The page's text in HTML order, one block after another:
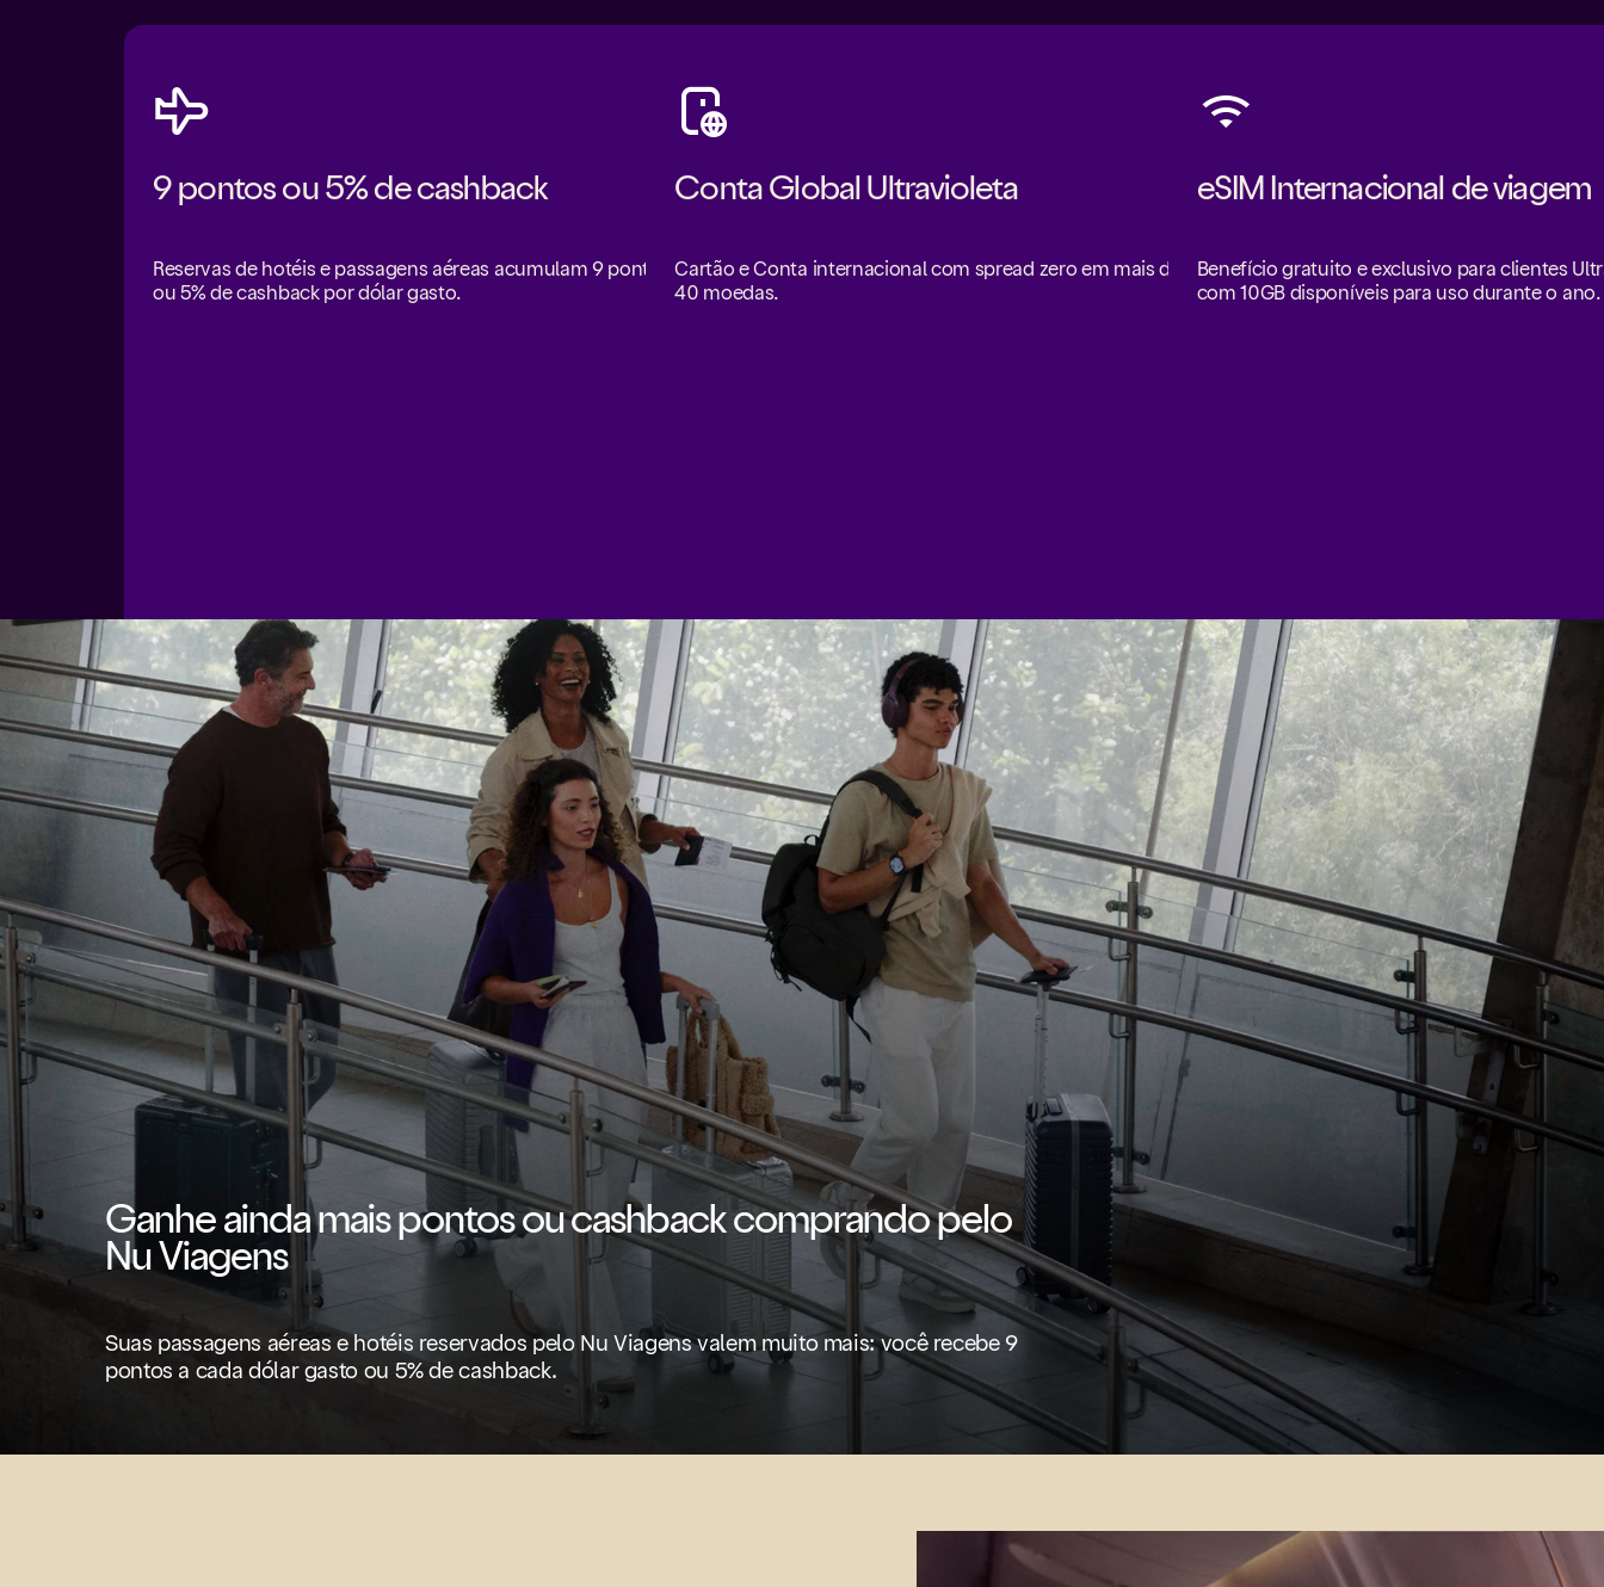
9 pontos ou 5% de cashback
Reservas de hotéis e passagens aéreas acumulam 9 pontos
ou 5% de cashback por dólar gasto.
Conta Global Ultravioleta
Cartão e Conta internacional com spread zero em mais de
40 moedas.
eSIM Internacional de viagem
Benefício gratuito e exclusivo para clientes
com 10GB disponíveis para uso durante o ano.
Ganhe ainda mais pontos ou cashback comprando pelo
Nu Viagens
Suas passagens aéreas e hotéis reservados pelo Nu Viagens valem muito mais: você recebe 9
pontos a cada dólar gasto ou 5% de cashback.